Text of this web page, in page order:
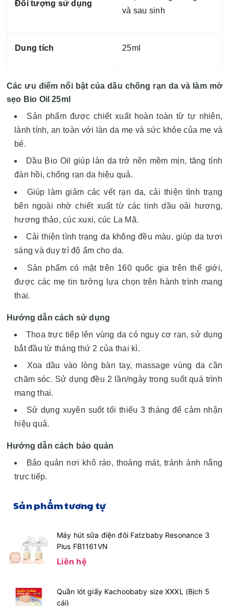
Đối tượng sử dụng
và sau sinh
Dung tích 25ml
Các ưu điểm nổi bật của dầu chống rạn da và làm mờ
sẹo Bio Oil 25ml
Sản phẩm được chiết xuất hoàn toàn từ tự nhiên,
lành tính, an toàn với làn da mẹ và sức khỏe của mẹ và
bé.
Dầu Bio Oil giúp làn da trở nên mềm mịn, tăng tính
đàn hồi, chống rạn da hiệu quả.
Giúp làm giảm các vết rạn da, cải thiện tình trạng
bên ngoài nhờ chiết xuất từ các tinh dầu oải hương,
hương thảo, cúc xuxi, cúc La Mã.
Cải thiện tình trạng da không đều màu, giúp da tươi
sáng và duy trì độ ẩm cho da.
Sản phẩm có mặt trên 160 quốc gia trên thế giới,
được các mẹ tin tưởng lựa chọn trên hành trình mang
thai.
Hướng dẫn cách sử dụng
Thoa trực tiếp lên vùng da có nguy cơ rạn, sử dụng
bắt đầu từ tháng thứ 2 của thai kì.
Xoa dầu vào lòng bàn tay, massage vùng da cần
chăm sóc. Sử dụng đều 2 lần/ngày trong suốt quá trình
mang thai.
Sử dụng xuyên suốt tối thiểu 3 tháng để cảm nhận
hiệu quả.
Hướng dẫn cách bảo quản
Bảo quản nơi khô ráo, thoáng mát, tránh ánh nắng
trực tiếp.
Sản phẩm tương tự
Máy hút sữa điện đôi Fatzbaby Resonance 3
Plus FB1161VN
Liên hệ
Quần lót giấy Kachoobaby size XXXL (Bịch 5
cái)